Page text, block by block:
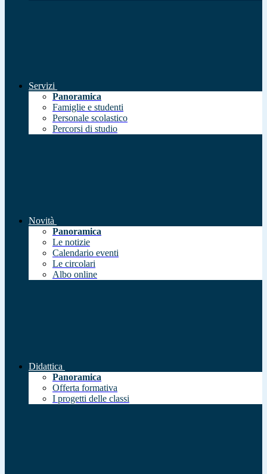
Servizi
Panoramica
Famiglie e studenti
Personale scolastico
Percorsi di studio
Novità
Panoramica
Le notizie
Calendario eventi
Le circolari
Albo online
Didattica
Panoramica
Offerta formativa
I progetti delle classi